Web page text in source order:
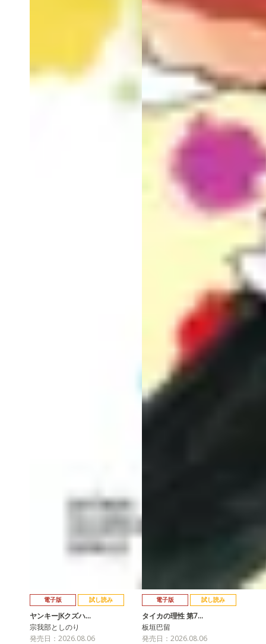
電子版 試し読み
ヤンキーJKクズハ…
宗我部としのり
発売日：2026.08.06
電子版 試し読み
タイカの理性 第7…
板垣巴留
発売日：2026.08.06